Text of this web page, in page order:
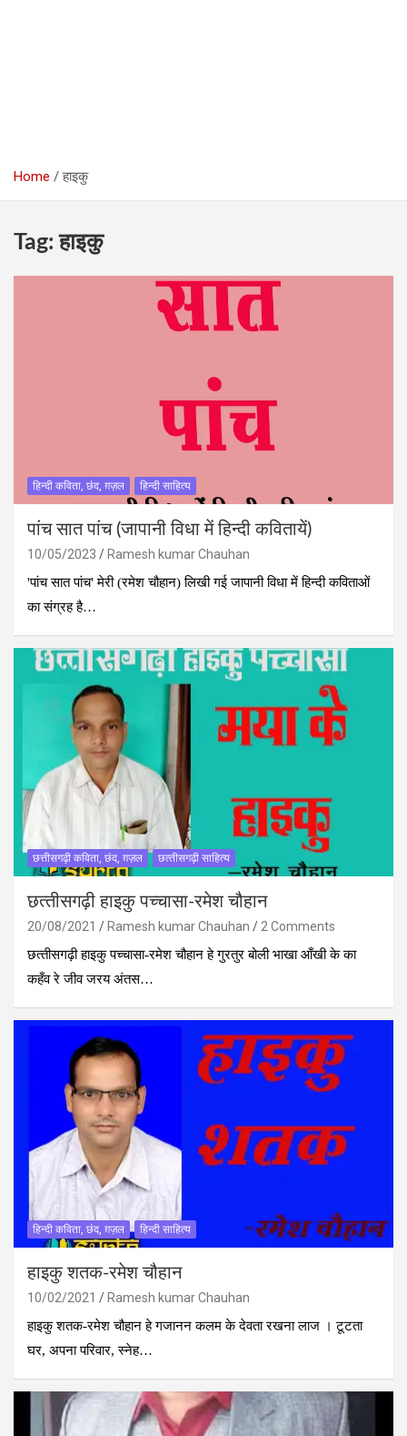
Home हाइकु
Tag:हाइकु
हिन्दी कविता, छंद, ग़ज़ल हिन्दी साहित्य
पांच सात पांच (जापानी विधा में हिन्दी कवितायें)
10/05/2023
Ramesh kumar Chauhan
'पांच सात पांच' मेरी (रमेश चौहान) लिखी गई जापानी विधा में हिन्दी कविताओं
का संग्रह है…
छत्तीसगढ़ी कविता, छंद, ग़ज़ल छत्‍तीसगढ़ी साहित्‍य
छत्‍तीसगढ़ी हाइकु पच्‍चासा-रमेश चौहान
20/08/2021 Ramesh kumar Chauhan
2 Comments
छत्‍तीसगढ़ी हाइकु पच्‍चासा-रमेश चौहान हे गुरतुर बोली भाखा आँखी के का
कहँव रे जीव जरय अंतस…
हिन्दी कविता, छंद, ग़ज़ल हिन्दी साहित्य
हाइकु शतक-रमेश चौहान
10/02/2021
Ramesh kumar Chauhan
हाइकु शतक-रमेश चौहान हे गजानन कलम के देवता रखना लाज । टूटता
घर, अपना परिवार, स्नेह…